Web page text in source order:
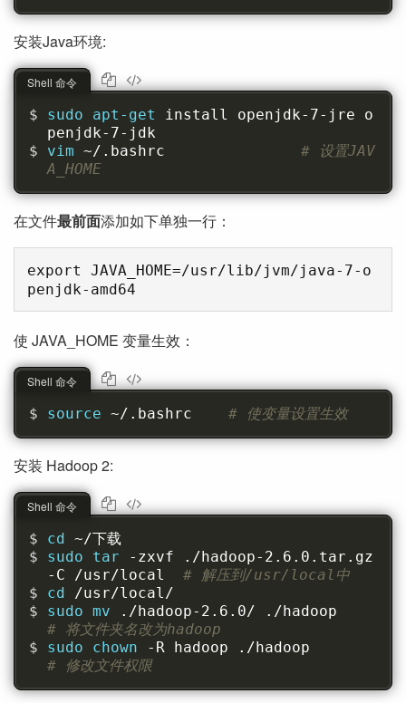
安装Java环境:
sudo apt-get install openjdk-7-jre o
penjdk-7-jdk
vim ~/.bashrc # 设置JAV
A_HOME
Shell 命令
在文件最前面添加如下单独一行：
export JAVA_HOME=/usr/lib/jvm/java-7-o
使 JAVA_HOME 变量生效：
source ~/.bashrc # 使变量设置生效
Shell 命令
安装 Hadoop 2:
cd ~/下载
sudo tar
-zxvf ./hadoop-2.6.0.tar.gz
-C /usr/local # 解压到/usr/local中
cd /usr/local/
sudo mv
# 将文件夹名改为hadoop
sudo chown
# 修改文件权限
Shell 命令